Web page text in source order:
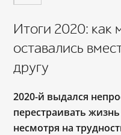
Итоги 2020: как
оставались
другу
2020-й выдался
перестраивать
несмотря на